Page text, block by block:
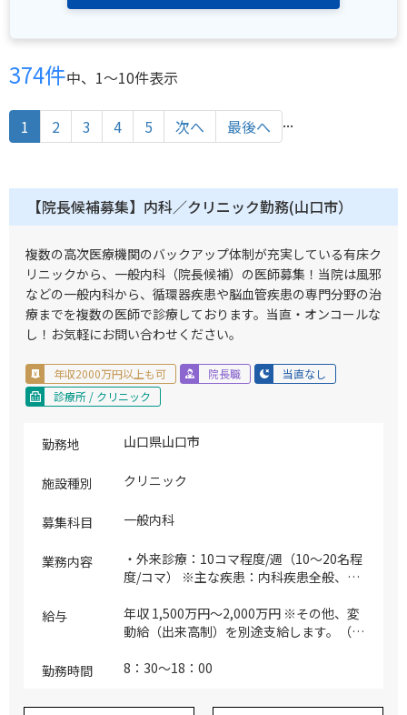
374件中、1〜10件表示
1 2 3 4 5 ...
次へ 最後へ
【院長候補募集】内科／クリニック勤務(山口市）
複数の高次医療機関のバックアップ体制が充実している有床ク
リニックから、一般内科（院長候補）の医師募集！当院は風邪
などの一般内科から、循環器疾患や脳血管疾患の専門分野の治
療までを複数の医師で診療しております。当直・オンコールな
し！お気軽にお問い合わせください。
年収2000万円以上も可 院長職
当直なし
診療所 / クリニック
勤務地 山口県山口市
施設種別 クリニック
募集科目 一般内科
業務内容
・外来診療：10コマ程度/週（10～20名程
度/コマ） ※主な疾患：内科疾患全般、健
給与
年収 1,500万円～2,000万円 ※その他、変
動給（出来高制）を別途支給します。（オ
験とご実績に応じて相談の上、決定いたし
勤務時間 8：30～18：00